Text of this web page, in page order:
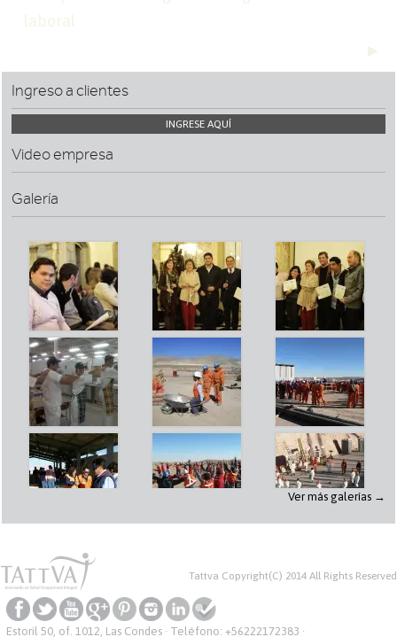
laboral
►
Ingreso a clientes
INGRESE AQUÍ
Video empresa
Galería
Ver más galerías →
Tattva Copyright(C) 2014 All Rights Reserved
Estoril 50, of. 1012, Las Condes · Teléfono: +56222172383 ·